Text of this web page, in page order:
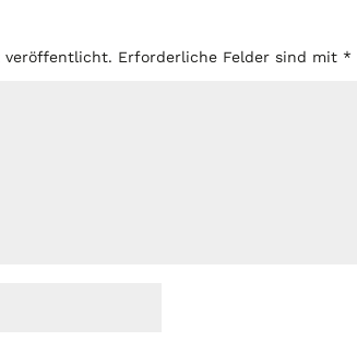
veröffentlicht. Erforderliche Felder sind mit *